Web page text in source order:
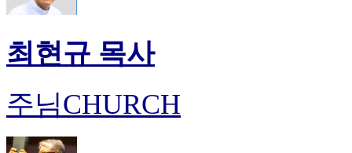
최현규 목사
주님CHURCH